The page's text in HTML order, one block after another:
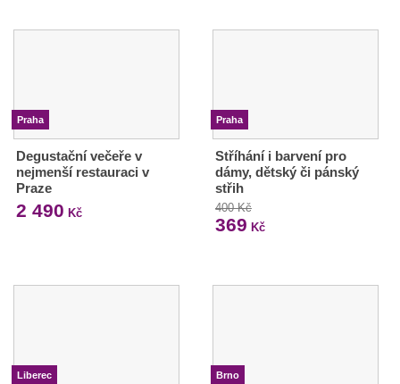
Praha
Degustační večeře v
nejmenší restauraci v
Praze
2 490 Kč
Praha
Stříhání i barvení pro
dámy, dětský či pánský
střih
400 Kč
369 Kč
Liberec Brno